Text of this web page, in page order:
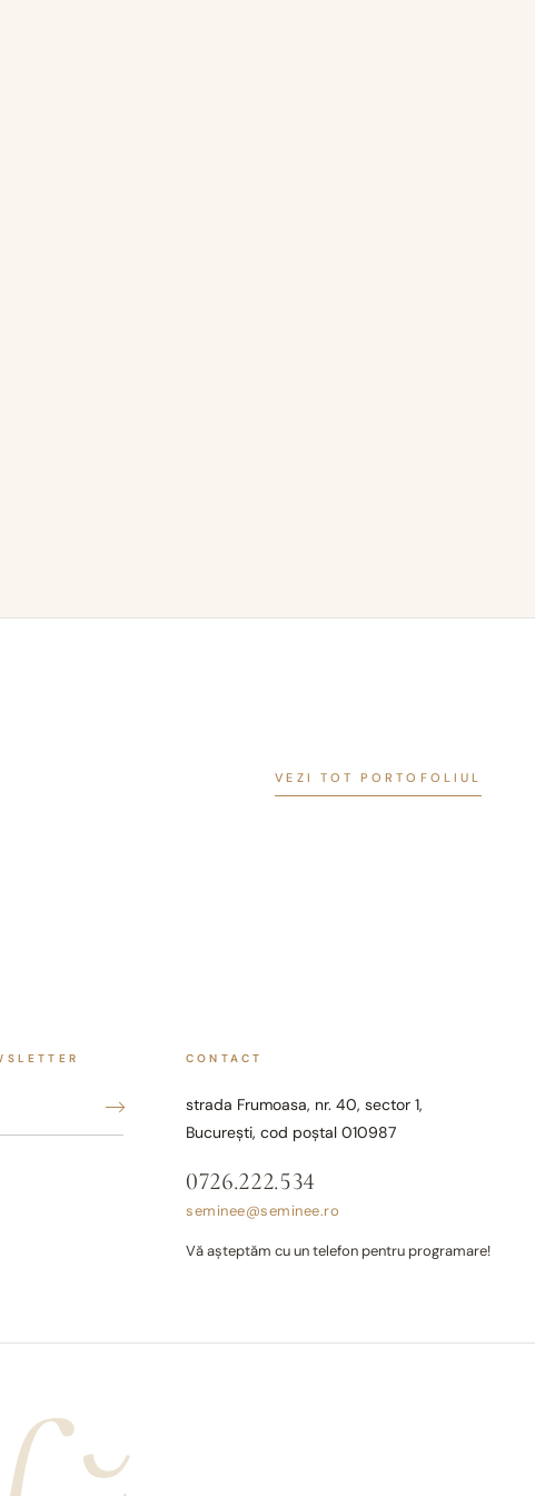
VEZI TOT PORTOFOLIUL
CONTACT
strada Frumoasa, nr. 40, sector 1,
București, cod poștal 010987
0726.222.534
seminee@seminee.ro
Vă așteptăm cu un telefon pentru programare!